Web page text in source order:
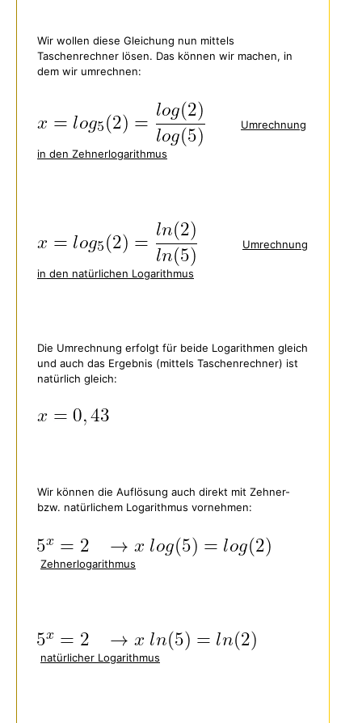
Wir wollen diese Gleichung nun mittels
Taschenrechner lösen. Das können wir machen, in
dem wir umrechnen:
Umrechnung
in den Zehnerlogarithmus
Umrechnung
in den natürlichen Logarithmus
Die Umrechnung erfolgt für beide Logarithmen gleich
und auch das Ergebnis (mittels Taschenrechner) ist
natürlich gleich:
Wir können die Auflösung auch direkt mit Zehner-
bzw. natürlichem Logarithmus vornehmen:
Zehnerlogarithmus
natürlicher Logarithmus